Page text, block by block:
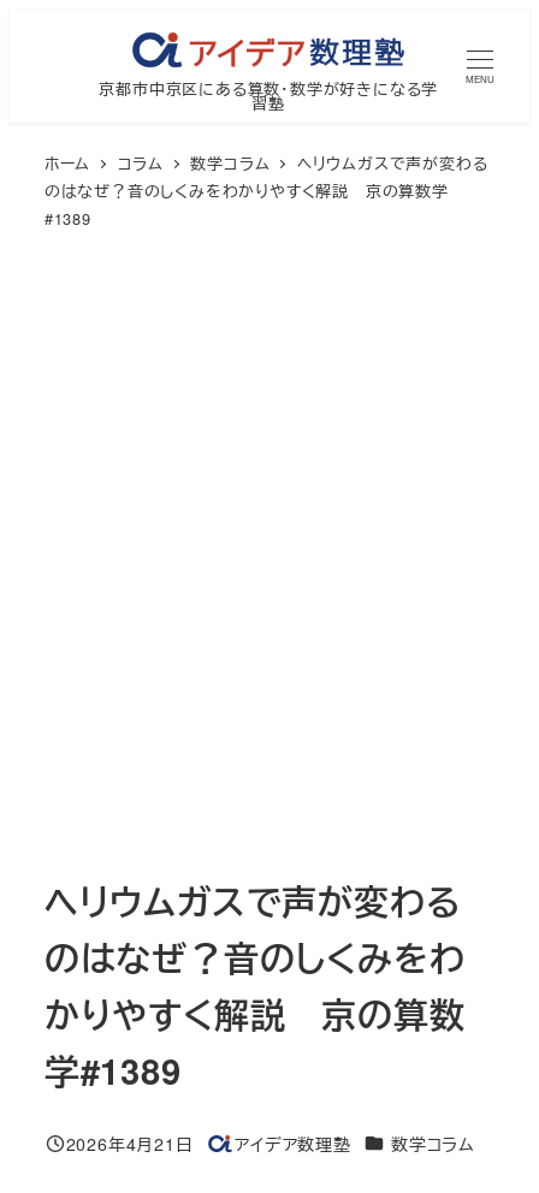
京都市中京区にある算数・数学が好きになる学
習塾
MENU
ホーム コラム 数学コラム
ヘリウムガスで声が変わる
のはなぜ？音のしくみをわかりやすく解説 京の算数学
#1389
ヘリウムガスで声が変わる
のはなぜ？音のしくみをわ
かりやすく解説 京の算数
学#1389
投稿日
2026年4月21日
著
アイデア数理塾 カテゴリー
数学コラム